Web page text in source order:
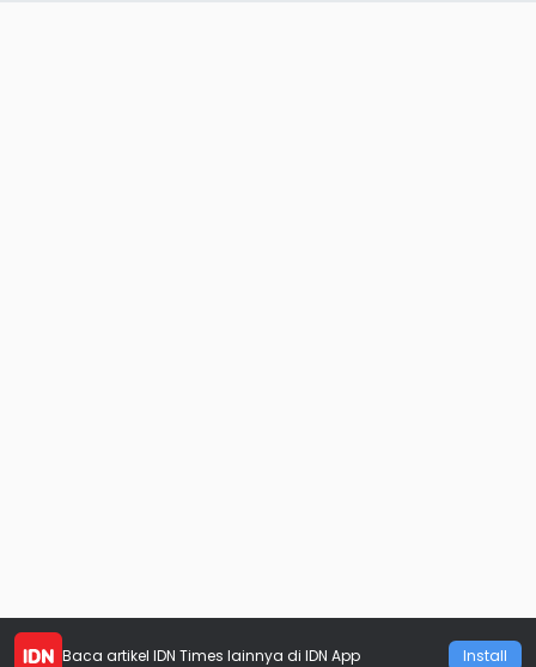
Baca artikel IDN Times lainnya di IDN App Install